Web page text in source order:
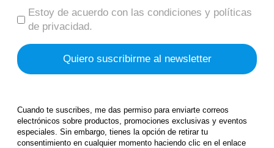
Estoy de acuerdo con las condiciones y políticas
de privacidad.
Cuando te suscribes, me das permiso para enviarte correos
electrónicos sobre productos, promociones exclusivas y eventos
especiales. Sin embargo, tienes la opción de retirar tu
consentimiento en cualquier momento haciendo clic en el enlace